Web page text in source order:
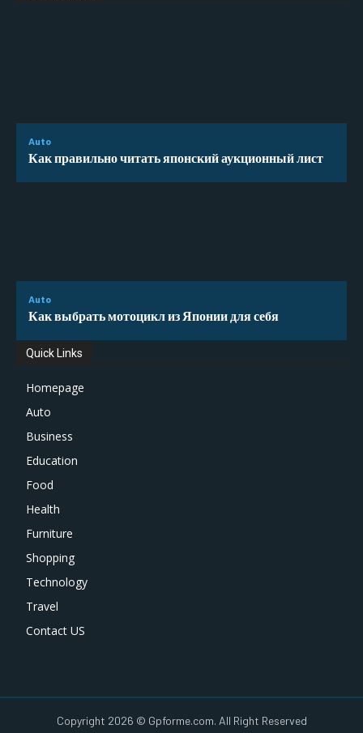
Auto
Как правильно читать японский аукционный лист
Auto
Как выбрать мотоцикл из Японии для себя
Quick Links
Homepage
Auto
Business
Education
Food
Health
Furniture
Shopping
Technology
Travel
Contact US
Copyright 2026 © Gpforme.com. All Right Reserved